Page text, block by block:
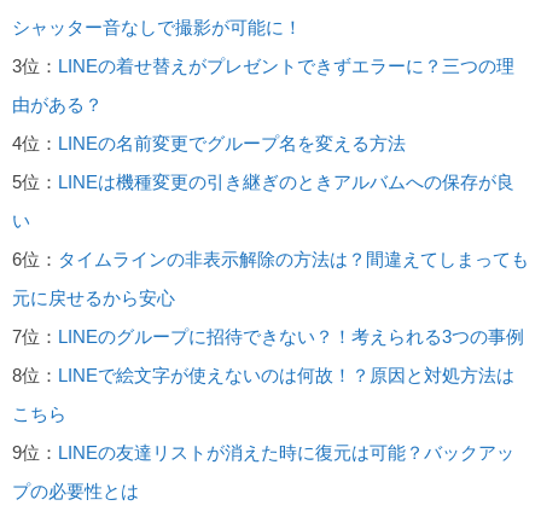
シャッター音なしで撮影が可能に！
3位： LINEの着せ替えがプレゼントできずエラーに？三つの理
由がある？
4位： LINEの名前変更でグループ名を変える方法
5位： LINEは機種変更の引き継ぎのときアルバムへの保存が良
い
6位： タイムラインの非表示解除の方法は？間違えてしまっても
元に戻せるから安心
7位： LINEのグループに招待できない？！考えられる3つの事例
8位： LINEで絵文字が使えないのは何故！？原因と対処方法は
こちら
9位： LINEの友達リストが消えた時に復元は可能？バックアッ
プの必要性とは